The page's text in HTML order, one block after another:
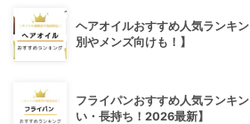
ヘアオイルおすすめ人気ランキ
別やメンズ向けも！】
フライパンおすすめ人気ランキ
い・長持ち！2026最新】